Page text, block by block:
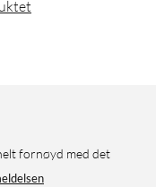
fornøyd med det